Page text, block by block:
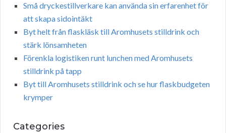
Små dryckestillverkare kan använda sin erfarenhet för
att skapa sidointäkt
Byt helt från flaskläsk till Aromhusets stilldrink och
stärk lönsamheten
Förenkla logistiken runt lunchen med Aromhusets
stilldrink på tapp
Byt till Aromhusets stilldrink och se hur flaskbudgeten
krymper
Categories